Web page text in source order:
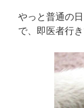
やっと普通の
で、即医者行き